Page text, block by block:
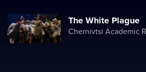
The White Plague